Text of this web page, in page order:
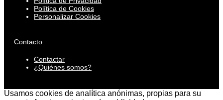
Política de Cookies
Personalizar Cookies
Contacto
Contactar
¿Quiénes somos?
Usamos cookies de analítica anónimas, propias para su